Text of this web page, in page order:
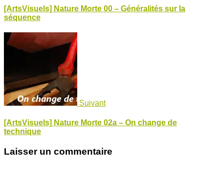
[ArtsVisuels] Nature Morte 00 – Généralités sur la
séquence
Suivant
[ArtsVisuels] Nature Morte 02a – On change de
technique
Laisser un commentaire